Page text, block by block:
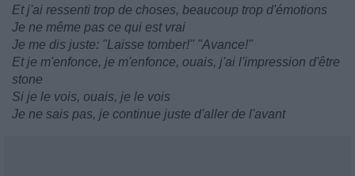
Et j'ai ressenti trop de choses, beaucoup trop d'émotions
Je ne même pas ce qui est vrai
Je me dis juste: "Laisse tomber!" "Avance!"
Et je m'enfonce, je m'enfonce, ouais, j'ai l'impression d'être
stone
Si je le vois, ouais, je le vois
Je ne sais pas, je continue juste d'aller de l'avant